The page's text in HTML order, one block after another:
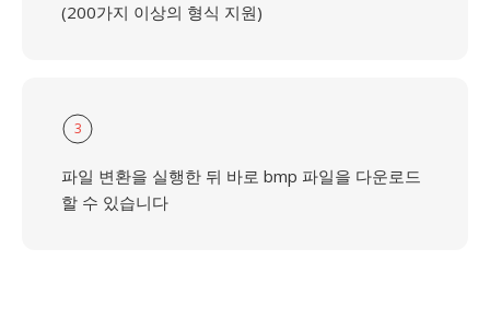
(200가지 이상의 형식 지원)
3
파일 변환을 실행한 뒤 바로 bmp 파일을 다운로드
할 수 있습니다